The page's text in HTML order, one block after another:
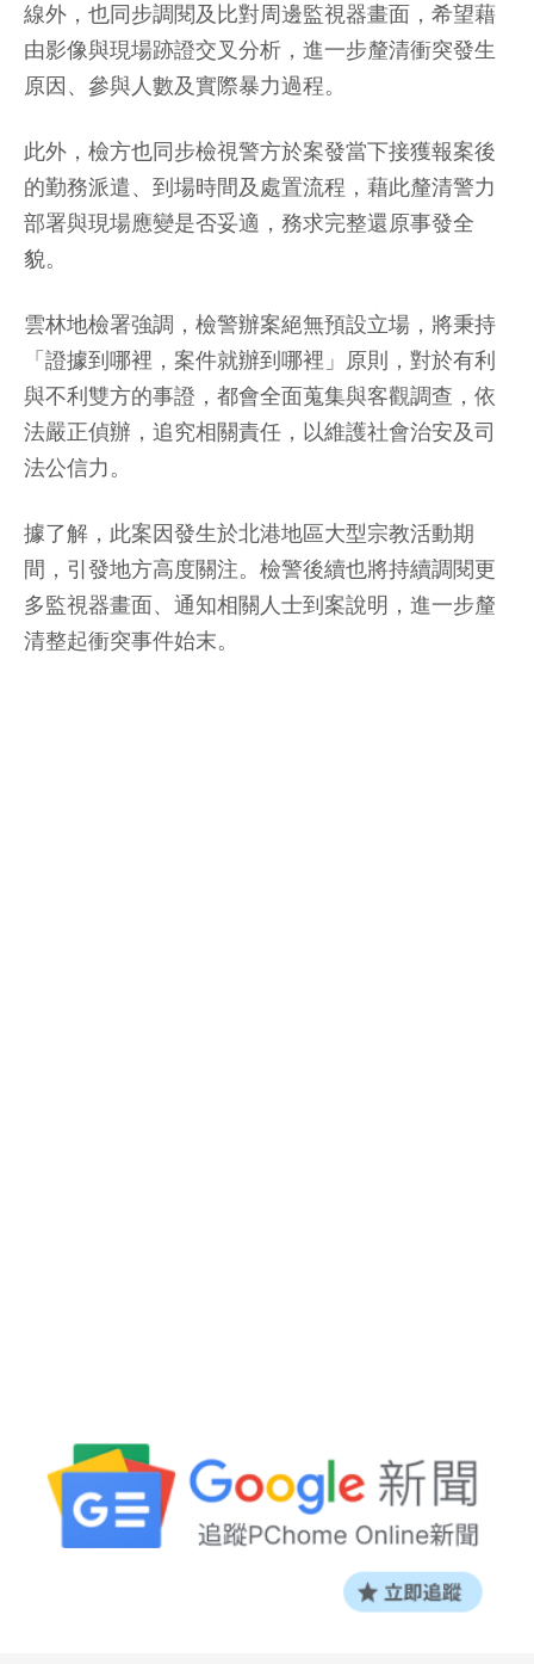
線外，也同步調閱及比對周邊監視器畫面，希望藉
由影像與現場跡證交叉分析，進一步釐清衝突發生
原因、參與人數及實際暴力過程。
此外，檢方也同步檢視警方於案發當下接獲報案後
的勤務派遣、到場時間及處置流程，藉此釐清警力
部署與現場應變是否妥適，務求完整還原事發全
貌。
雲林地檢署強調，檢警辦案絕無預設立場，將秉持
「證據到哪裡，案件就辦到哪裡」原則，對於有利
與不利雙方的事證，都會全面蒐集與客觀調查，依
法嚴正偵辦，追究相關責任，以維護社會治安及司
法公信力。
據了解，此案因發生於北港地區大型宗教活動期
間，引發地方高度關注。檢警後續也將持續調閱更
多監視器畫面、通知相關人士到案說明，進一步釐
清整起衝突事件始末。